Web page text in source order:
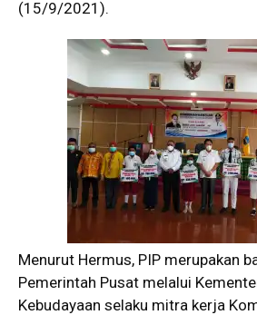
(15/9/2021).
Menurut Hermus, PIP merupakan
Pemerintah Pusat melalui
Kebudayaan selaku mitra kerja